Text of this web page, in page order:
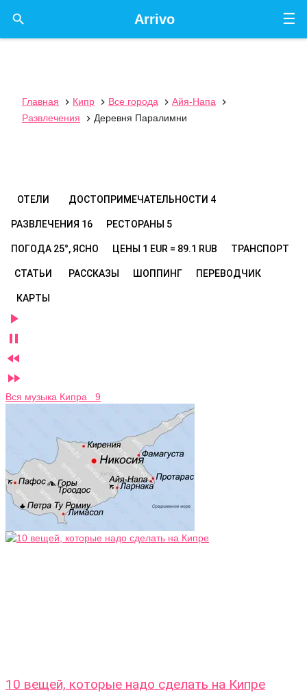
☰
Arrivo

Главная  Кипр  Все города  Айя-Напа

Развлечения
 Деревня Паралимни
ОТЕЛИ ДОСТОПРИМЕЧАТЕЛЬНОСТИ 4
РАЗВЛЕЧЕНИЯ 16 РЕСТОРАНЫ 5
ПОГОДА 25°, ЯСНО ЦЕНЫ 1 EUR = 89.1 RUB ТРАНСПОРТ
СТАТЬИ РАССКАЗЫ ШОППИНГ ПЕРЕВОДЧИК
КАРТЫ




Вся музыка Кипра 9
10 вещей, которые надо сделать на Кипре